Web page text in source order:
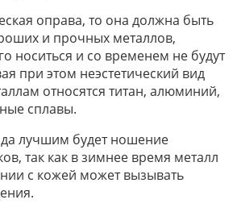
оправа, то она должна быть
и прочных металлов,
носиться и со временем не будут
при этом неэстетический вид
относятся титан, алюминий,
сплавы.
лучшим будет ношение
так как в зимнее время металл
с кожей может вызывать